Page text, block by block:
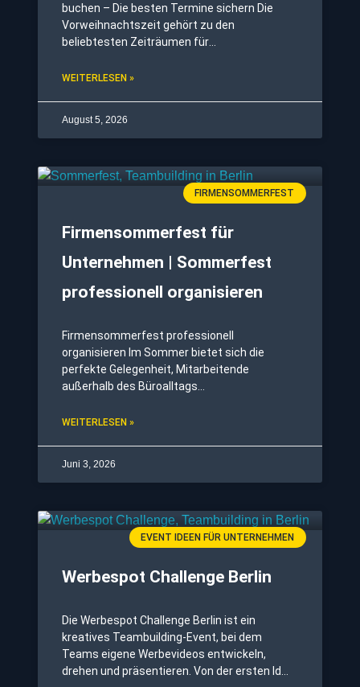
buchen – Die besten Termine sichern Die
Vorweihnachtszeit gehört zu den
beliebtesten Zeiträumen für
Weihnachtsfeier in Berlin oder Potsdam noch
beginnen.
WEITERLESEN »
August 5, 2026
FIRMENSOMMERFEST
Firmensommerfest für
Unternehmen | Sommerfest
professionell organisieren
Firmensommerfest professionell
organisieren Im Sommer bietet sich die
perfekte Gelegenheit, Mitarbeitende
außerhalb des Büroalltags
geplantes Firmensommerfest stärkt den
lockeres Sommerfest für Unternehmen,
sind nahezu
WEITERLESEN »
Juni 3, 2026
EVENT IDEEN FÜR UNTERNEHMEN
Werbespot Challenge Berlin
Die Werbespot Challenge Berlin ist ein
kreatives Teambuilding-Event, bei dem
Teams eigene Werbevideos entwickeln,
drehen und präsentieren. Von der ersten Idee